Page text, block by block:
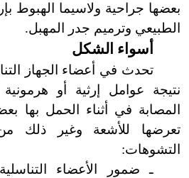
بعضها جراحية ولاسيما الهبوط
الطبيعي وترميم جدر المهبل.
أسواء الشكل
تحدث في أعضاء الجهاز
نتيجة عوامل إرثية أو
المصابة في أثناء الحمل بها
تعرضها للأشعة وغير ذلك
التشوهات:
ـ ضمور الأعضاء